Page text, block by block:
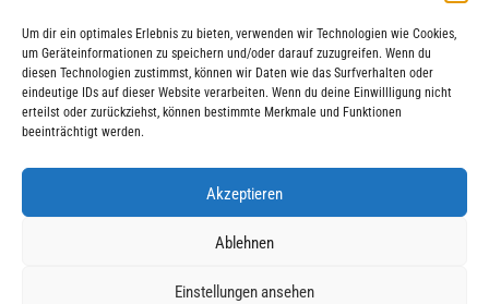
Um dir ein optimales Erlebnis zu bieten, verwenden wir Technologien wie Cookies,
um Geräteinformationen zu speichern und/oder darauf zuzugreifen. Wenn du
diesen Technologien zustimmst, können wir Daten wie das Surfverhalten oder
eindeutige IDs auf dieser Website verarbeiten. Wenn du deine Einwillligung nicht
erteilst oder zurückziehst, können bestimmte Merkmale und Funktionen
beeinträchtigt werden.
Akzeptieren
Ablehnen
Einstellungen ansehen
| © 2025 AWO Ausbildung